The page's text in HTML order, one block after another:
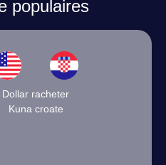
populaires
Dollar racheter
Kuna croate